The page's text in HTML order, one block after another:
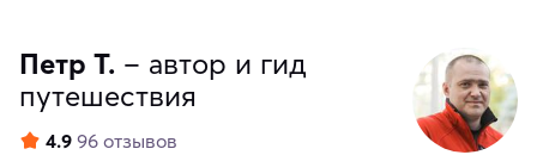
Петр Т. – автор и гид
путешествия
4.9 96 отзывов